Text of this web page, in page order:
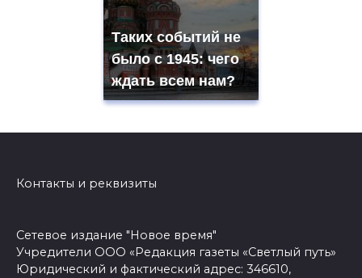
Таких событий не
было с 1945: чего
ждать всем нам?
Контакты и реквизиты
Сетевое издание "Новое время"
Учредители ООО «Редакция газеты «Светлый путь»
Юридический и фактический адрес: 346610,